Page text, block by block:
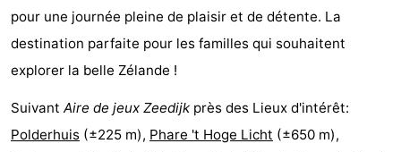
du
vélo
Randonnée
-
Équitation
-
Manèges
-
pour une journée pleine de plaisir et de détente. La
destination parfaite pour les familles qui souhaitent
explorer la belle Zélande !
Suivant Aire de jeux Zeedijk près des Lieux d'intérêt:
Polderhuis (±225 m), Phare 't Hoge Licht (±650 m),